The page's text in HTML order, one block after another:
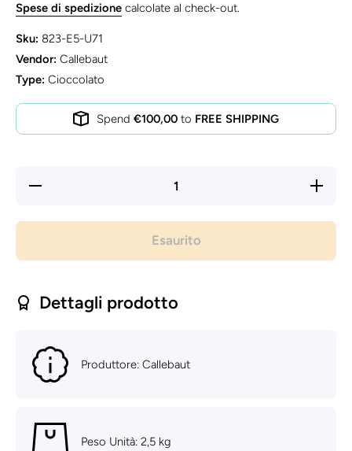
Spese di spedizione calcolate al check-out.
Sku: 823-E5-U71
Vendor: Callebaut
Type: Cioccolato
Spend €100,00 to FREE SHIPPING
Diminuisci
Aumenta
quantità
Esaurito
Dettagli prodotto
Produttore: Callebaut
Peso Unità: 2,5 kg